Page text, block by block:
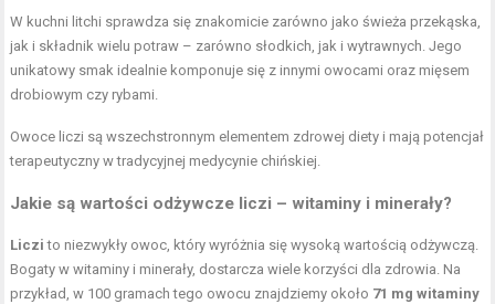
W kuchni litchi sprawdza się znakomicie zarówno jako świeża przekąska,
jak i składnik wielu potraw – zarówno słodkich, jak i wytrawnych. Jego
unikatowy smak idealnie komponuje się z innymi owocami oraz mięsem
drobiowym czy rybami.
Owoce liczi są wszechstronnym elementem zdrowej diety i mają potencjał
terapeutyczny w tradycyjnej medycynie chińskiej.
Jakie są wartości odżywcze liczi – witaminy i minerały?
Liczi to niezwykły owoc, który wyróżnia się wysoką wartością odżywczą.
Bogaty w witaminy i minerały, dostarcza wiele korzyści dla zdrowia. Na
przykład, w 100 gramach tego owocu znajdziemy około 71 mg witaminy